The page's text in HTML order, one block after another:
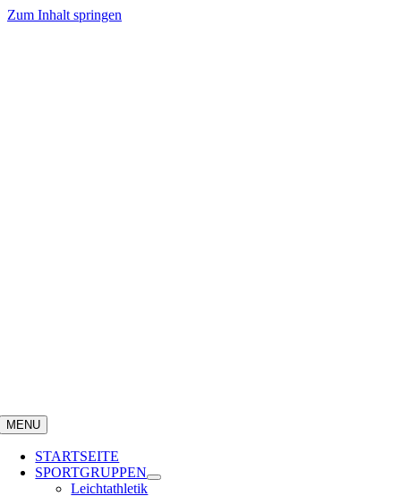
Zum Inhalt springen
MENU
STARTSEITE
SPORTGRUPPEN
Leichtathletik